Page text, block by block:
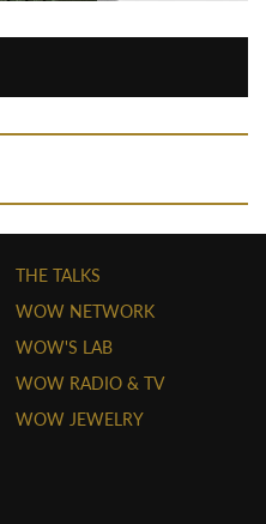
THE TALKS
WOW NETWORK
WOW'S LAB
WOW RADIO & TV
WOW JEWELRY